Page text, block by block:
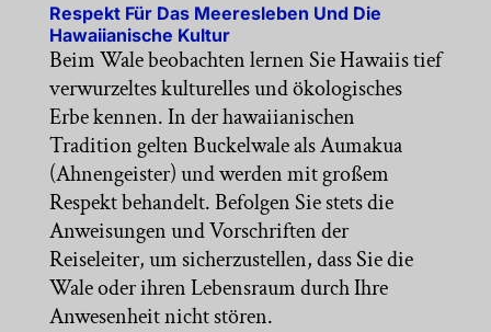
Respekt Für Das Meeresleben Und Die
Hawaiianische Kultur
Beim Wale beobachten lernen Sie Hawaiis tief
verwurzeltes kulturelles und ökologisches
Erbe kennen. In der hawaiianischen
Tradition gelten Buckelwale als Aumakua
(Ahnengeister) und werden mit großem
Respekt behandelt. Befolgen Sie stets die
Anweisungen und Vorschriften der
Reiseleiter, um sicherzustellen, dass Sie die
Wale oder ihren Lebensraum durch Ihre
Anwesenheit nicht stören.